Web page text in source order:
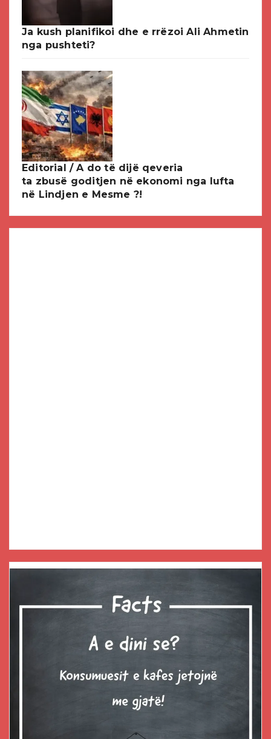
Ja kush planifikoi dhe e rrëzoi Ali Ahmetin
nga pushteti?
Editorial / A do të dijë qeveria
ta zbusë goditjen në ekonomi nga lufta
në Lindjen e Mesme ?!